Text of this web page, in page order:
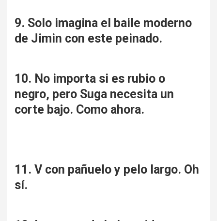
9. Solo imagina el baile moderno
de Jimin con este peinado.
10. No importa si es rubio o
negro, pero Suga necesita un
corte bajo. Como ahora.
11. V con pañuelo y pelo largo. Oh
sí.